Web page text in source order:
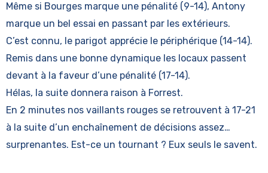
Même si Bourges marque une pénalité (9-14), Antony
marque un bel essai en passant par les extérieurs.
C’est connu, le parigot apprécie le périphérique (14-14).
Remis dans une bonne dynamique les locaux passent
devant à la faveur d’une pénalité (17-14).
Hélas, la suite donnera raison à Forrest.
En 2 minutes nos vaillants rouges se retrouvent à 17-21
à la suite d’un enchaînement de décisions assez…
surprenantes. Est-ce un tournant ? Eux seuls le savent.